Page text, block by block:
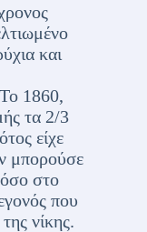
και
1860,
τα 2/3
είχε
μπορούσε
στο
που
νίκης.